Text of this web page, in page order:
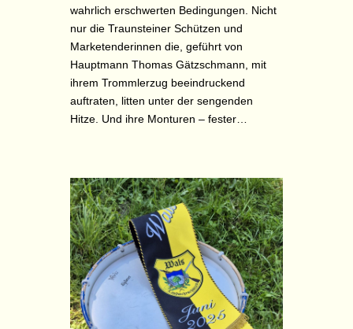
wahrlich erschwerten Bedingungen. Nicht
nur die Traunsteiner Schützen und
Marketenderinnen die, geführt von
Hauptmann Thomas Gätzschmann, mit
ihrem Trommlerzug beeindruckend
auftraten, litten unter der sengenden
Hitze. Und ihre Monturen – fester…